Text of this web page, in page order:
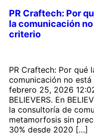
PR Craftech: Por
la comunicación no
criterio
PR Craftech: Por qué
comunicación no está
febrero 25, 2026
BELIEVERS. En
la consultoría de
metamorfosis sin
30% desde 2020 […]